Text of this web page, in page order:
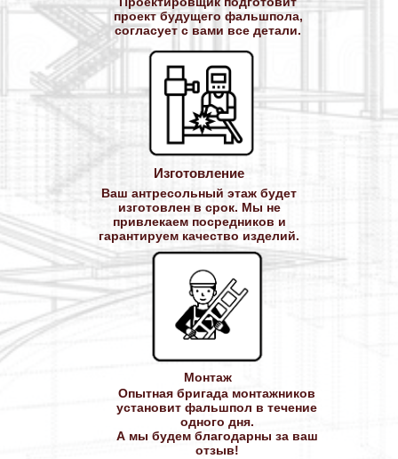
проект будущего фальшпола,
согласует с вами все детали.
Изготовление
Ваш антресольный этаж будет
изготовлен в срок. Мы не
привлекаем посредников и
гарантируем качество изделий.
Монтаж
Опытная бригада монтажников
установит фальшпол в течение
одного дня.
А мы будем благодарны за ваш
отзыв!